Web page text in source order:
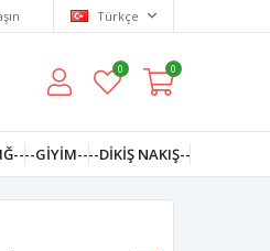
Türkçe
0 0
--GIYIM----DIKIŞ NAKIŞ--